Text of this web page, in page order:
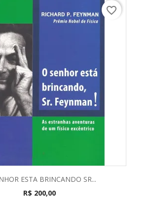
ESTA BRINCANDO SR...
R$ 200,00
favorite_border